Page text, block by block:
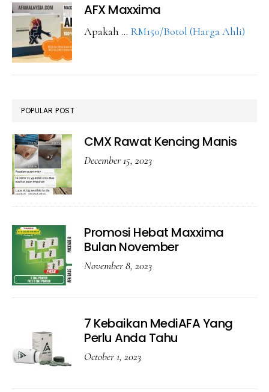
AFX Maxxima
Apakah … RM150/Botol (Harga Ahli)
POPULAR POST
CMX Rawat Kencing Manis
December 15, 2023
Promosi Hebat Maxxima
Bulan November
November 8, 2023
7 Kebaikan MediAFA Yang
Perlu Anda Tahu
October 1, 2023